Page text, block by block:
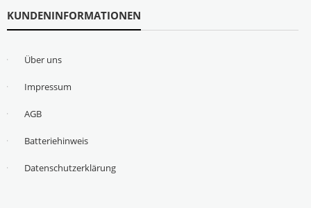
KUNDENINFORMATIONEN
Über uns
Impressum
AGB
Batteriehinweis
Datenschutzerklärung